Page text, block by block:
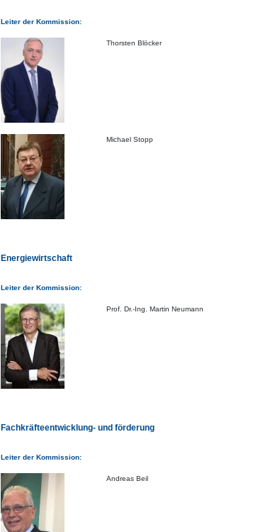
Leiter der Kommission:
Thorsten Blöcker
​​Michael Stopp
Energiewirtschaft
Leiter der Kommission:
Prof. Dr.-Ing. Martin Neumann
Fachkräfteentwicklung- und förderung
Leiter der Kommission:
Andreas Beil